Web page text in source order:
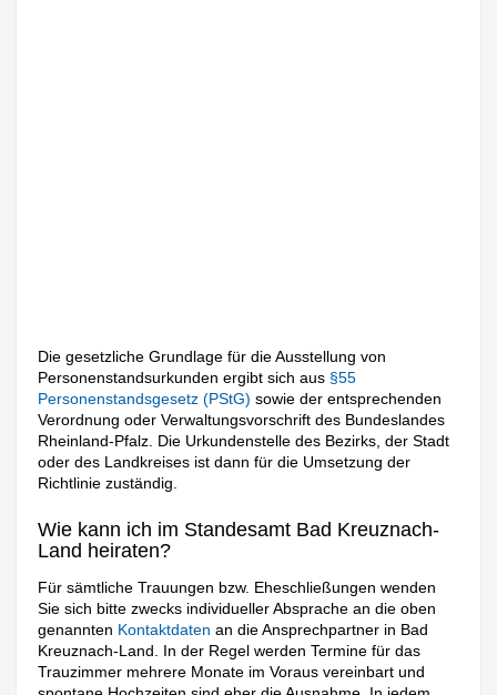
Die gesetzliche Grundlage für die Ausstellung von
Personenstandsurkunden ergibt sich aus §55
Personenstandsgesetz (PStG)sowie der entsprechenden
Verordnung oder Verwaltungsvorschrift des Bundeslandes
Rheinland-Pfalz. Die Urkundenstelle des Bezirks, der Stadt
oder des Landkreises ist dann für die Umsetzung der
Richtlinie zuständig.
Wie kann ich im Standesamt Bad Kreuznach-
Land heiraten?
Für sämtliche Trauungen bzw. Eheschließungen wenden
Sie sich bitte zwecks individueller Absprache an die oben
genannten Kontaktdaten an die Ansprechpartner in Bad
Kreuznach-Land. In der Regel werden Termine für das
Trauzimmer mehrere Monate im Voraus vereinbart und